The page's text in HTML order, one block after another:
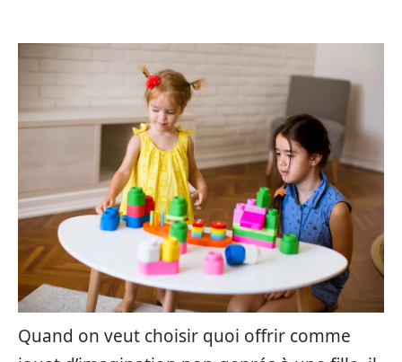
Quand on veut choisir quoi offrir comme